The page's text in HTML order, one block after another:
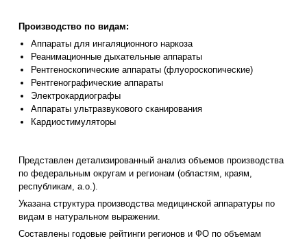
Производство по видам:
Аппараты для ингаляционного наркоза
Реанимационные дыхательные аппараты
Рентгеноскопические аппараты (флуороскопические)
Рентгенографические аппараты
Электрокардиографы
Аппараты ультразвукового сканирования
Кардиостимуляторы
Представлен детализированный анализ объемов производства
по федеральным округам и регионам (областям, краям,
республикам, а.о.).
Указана структура производства медицинской аппаратуры по
видам в натуральном выражении.
Составлены годовые рейтинги регионов и ФО по объемам